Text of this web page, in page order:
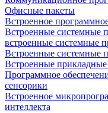
Офисные пакеты
Встроенное
Встроенные системные
встроенные системные
Встроенные системные
Встроенные
Программное
сенсорики
Встроенное
интеллекта